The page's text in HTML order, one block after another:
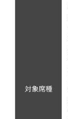
対象席種